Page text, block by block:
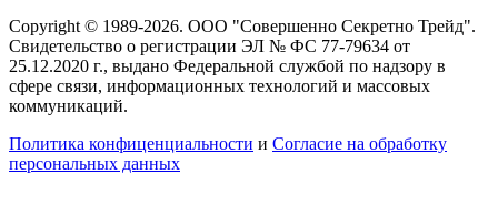
Copyright © 1989-2026. ООО "Совершенно Секретно Трейд".
Свидетельство о регистрации ЭЛ № ФС 77-79634 от
25.12.2020 г., выдано Федеральной службой по надзору в
сфере связи, информационных технологий и массовых
коммуникаций.
Политика конфиценциальности и Согласие на обработку
персональных данных